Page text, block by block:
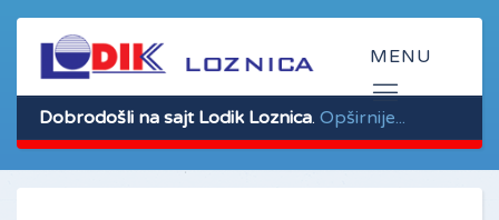
Dobrodošli na sajt Lodik Loznica. Opširnije...